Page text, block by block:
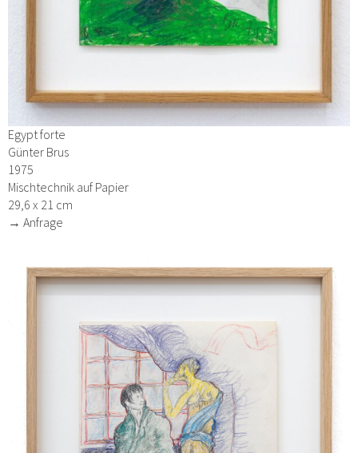
Egypt forte
Günter Brus
1975
Mischtechnik auf Papier
29,6 x 21 cm
→ Anfrage